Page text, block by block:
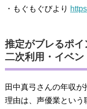
・もぐもぐびより
推定がブレるポイ
二次利用・イベン
田中真弓さんの年収
理由は、声優業という